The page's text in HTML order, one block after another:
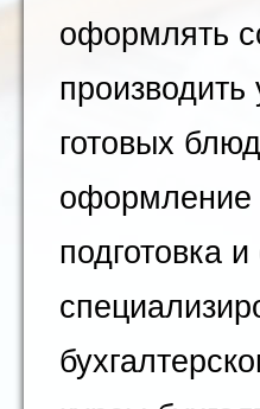
оформлять
производить
готовых
оформление
подготовка